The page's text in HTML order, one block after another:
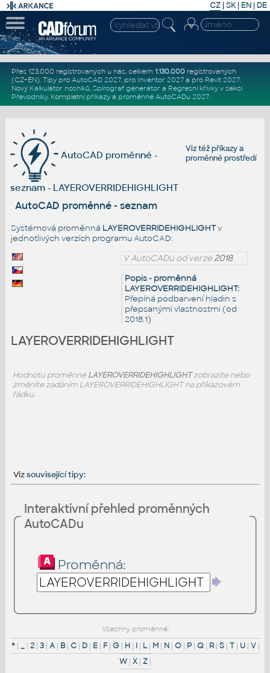
CZ | SK| EN | DE
Přes 123.000 registrovaných u nás, celkem 1.130.000registrovaných
(CZ+EN). Tipy pro AutoCAD 2027, pro Inventor 2027a pro Revit 2027.
Nový Kalkulátor nosníků, Spirograf generátor a Regresní křivkyv sekci
Převodníky. Kompletní příkazya proměnné AutoCADu 2027.
Viz téžpříkazya
proměnné prostředí
AutoCAD proměnné -
seznam - LAYEROVERRIDEHIGHLIGHT
AutoCAD proměnné - seznam
Systémová proměnná LAYEROVERRIDEHIGHLIGHTv
jednotlivých verzích programu AutoCAD:
V AutoCADu od verze2018
Popis - proměnná
LAYEROVERRIDEHIGHLIGHT:
Přepíná podbarvení hladin s
přepsanými vlastnostmi (od
2018.1)
LAYEROVERRIDEHIGHLIGHT
Hodnotu proměnnéLAYEROVERRIDEHIGHLIGHTzobrazíte nebo
změníte zadáním LAYEROVERRIDEHIGHLIGHT na příkazovém
řádku.
Vizsouvisející tipy:
Interaktivní přehled proměnných
AutoCADu
Proměnná:
Všechny proměnné:
*| _| 2| 3| A| B| C| D| E| F| G| H | I| L| M| N| O| P| Q| R| S| T| U| V|
W | X | Z |